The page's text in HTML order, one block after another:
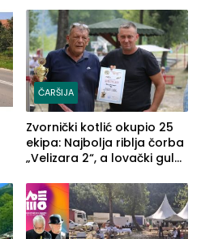
(FOTO)
ČARŠIJA
Zvornički kotlić okupio 25
ekipa: Najbolja riblja čorba
„Velizara 2“, a lovački gulaš